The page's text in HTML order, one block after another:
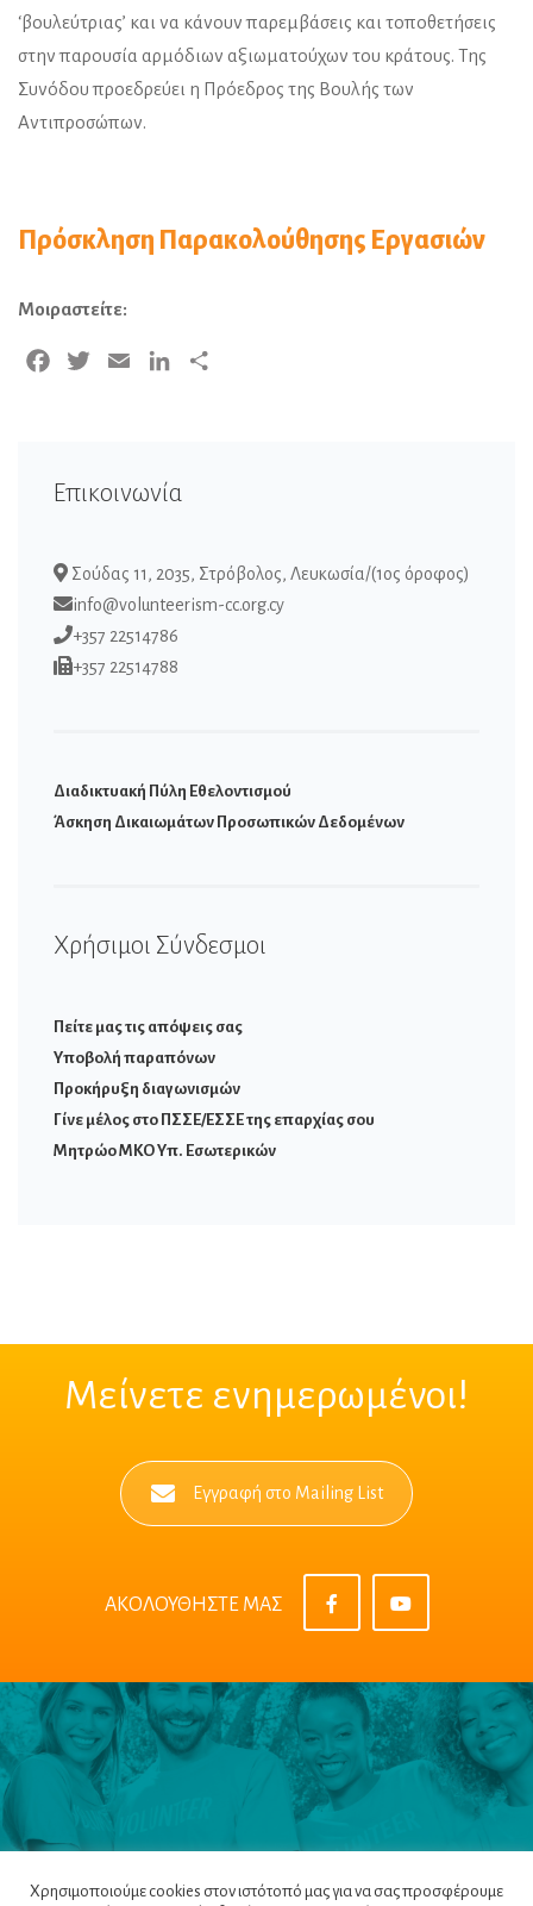
‘βουλεύτριας’ και να κάνουν παρεμβάσεις και τοποθετήσεις
στην παρουσία αρμόδιων αξιωματούχων του κράτους. Της
Συνόδου προεδρεύει η Πρόεδρος της Βουλής των
Αντιπροσώπων.
Πρόσκληση Παρακολούθησης Εργασιών
Μοιραστείτε:
Facebook
Twitter Email LinkedIn
Επικοινωνία
Σούδας 11, 2035, Στρόβολος, Λευκωσία/(1ος όροφος)
info@volunteerism-cc.org.cy
+357 22514786
+357 22514788
Διαδικτυακή Πύλη Εθελοντισμού
Άσκηση Δικαιωμάτων Προσωπικών Δεδομένων
Χρήσιμοι Σύνδεσμοι
Πείτε μας τις απόψεις σας
Υποβολή παραπόνων
Προκήρυξη διαγωνισμών
Γίνε μέλος στο ΠΣΣΕ/ΕΣΣΕ της επαρχίας σου
Μητρώο ΜΚΟ Υπ. Εσωτερικών
Μείνετε ενημερωμένοι!
Εγγραφή στο Mailing List
ΑΚΟΛΟΥΘΗΣΤΕ ΜΑΣ
Χρησιμοποιούμε cookies στον ιστότοπό μας για να σας προσφέρουμε